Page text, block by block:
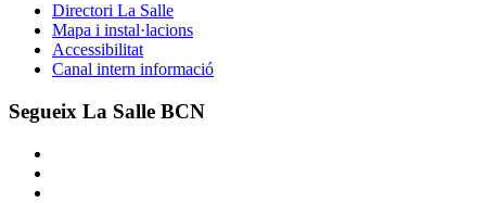
Directori La Salle
Mapa i instal·lacions
Accessibilitat
Canal intern informació
Segueix La Salle BCN